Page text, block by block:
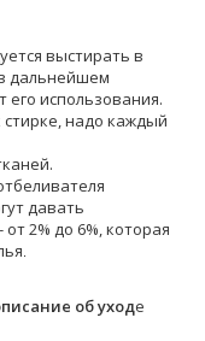
выстирать в
дальнейшем
использования.
надо каждый
давать
2% до 6%, которая
об уходе